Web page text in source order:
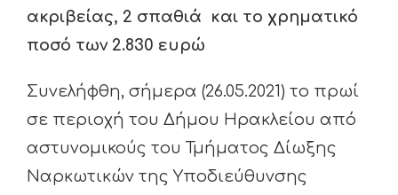
ακριβείας, 2 σπαθιά και το χρηματικό
ποσό των 2.830 ευρώ
Συνελήφθη, σήμερα (26.05.2021) το πρωί
σε περιοχή του Δήμου Ηρακλείου από
αστυνομικούς του Τμήματος Δίωξης
Ναρκωτικών της Υποδιεύθυνσης